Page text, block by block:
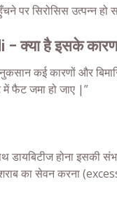
पर सिरोसिस उत्पन्न हो
– क्या है इसके
नुकसान कई कारणों और
फैट जमा हो जाए |”
डायबिटीज होना इसकी
का सेवन करना